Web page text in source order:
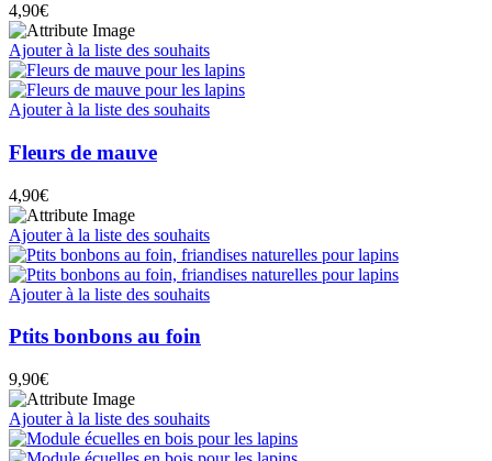
4,90€
Ajouter à la liste des souhaits
Ajouter à la liste des souhaits
Fleurs de mauve
4,90€
Ajouter à la liste des souhaits
Ajouter à la liste des souhaits
Ptits bonbons au foin
9,90€
Ajouter à la liste des souhaits